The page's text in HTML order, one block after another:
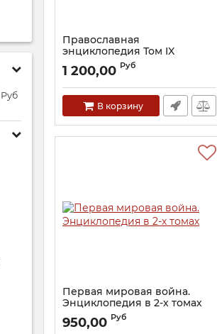
Руб
Православная
энциклопедия Том IX
Владимирская икона
Божией Матери - второе
пришествие
Артикул:
1 200,00 Руб
В корзину
Первая мировая война.
Энциклопедия в 2-х томах
Артикул: 17861
950,00 Руб